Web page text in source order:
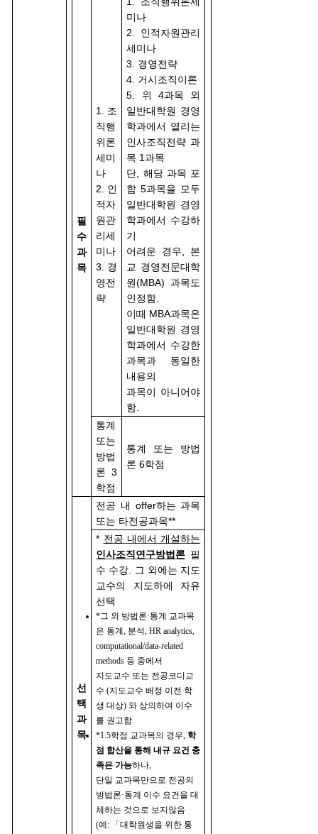
필
수
과
목
1. 조
직행
위론
세미
나
2. 인
적자
원관
리세
미나
3. 경
영전
략
미나
2. 인적자원관리
세미나
3. 경영전략
4. 거시조직이론
5. 위 4과목 외
일반대학원 경영
학과에서 열리는
인사조직전략 과
목 1과목
단, 해당 과목 포
함 5과목을 모두
일반대학원 경영
학과에서 수강하
기
어려운 경우, 본
교 경영전문대학
원(MBA) 과목도
인정함.
이때 MBA과목은
일반대학원 경영
학과에서 수강한
과목과 동일한
내용의
과목이 아니어야
함.
통계
또는
방법
론 3
학점
통계 또는 방법
론 6학점
선
택
과
목
전공 내 offer하는 과목
또는 타전공과목**
* 전공 내에서 개설하는
인사조직연구방법론 필
수 수강. 그 외에는 지도
교수의 지도하에 자유
선택
*그 외 방법론·통계 교과목
은 통계, 분석, HR analytics,
computational/data-related
methods 등 중에서
지도교수 또는 전공코디교
수 (지도교수 배정 이전 학
생 대상) 와 상의하여 이수
를 권고함.
*1.5학점 교과목의 경우, 학
점 합산을 통해 내규 요건 충
족은 가능하나,
단일 교과목만으로 전공의
방법론·통계 이수 요건을 대
체하는 것으로 보지않음
(예: 「대학원생을 위한 통